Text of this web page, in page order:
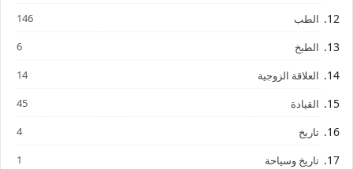
الطب 146
الطبخ 6
العلاقة الزوجية 14
القيادة 45
تاريخ 4
تاريخ وسياحة 1